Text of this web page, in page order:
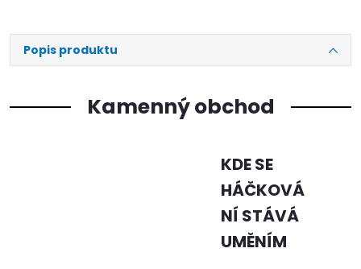
Popis produktu
Kamenný obchod
KDE SE
HÁČKOVÁ
NÍ STÁVÁ
UMĚNÍM